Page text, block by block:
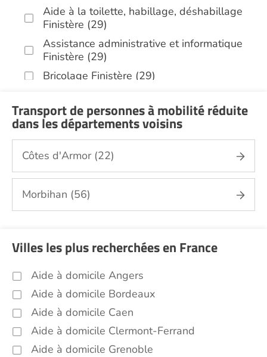
Aide à la toilette, habillage, déshabillage
Finistère (29)
Assistance administrative et informatique
Finistère (29)
Bricolage Finistère (29)
Infirmiers Finistère (29)
Jardinage Finistère (29)
Aide aux courses Finistère (29)
Entretien du cadre de vie, ménage,
Portage de repas Finistère (29)
Promenade animaux de compagnie
Finistère (29)
Soins esthétiques Finistère (29)
Autres aides à domicile Finistère (29)
Voir toutes les aides à domicile dans le Finistère
(29)
Transport de personnes à mobilité réduite
dans les départements voisins
Côtes d'Armor (22)
Morbihan (56)
Villes les plus recherchées en France
Aide à domicile Angers
Aide à domicile Bordeaux
Aide à domicile Caen
Aide à domicile Clermont-Ferrand
Aide à domicile Grenoble